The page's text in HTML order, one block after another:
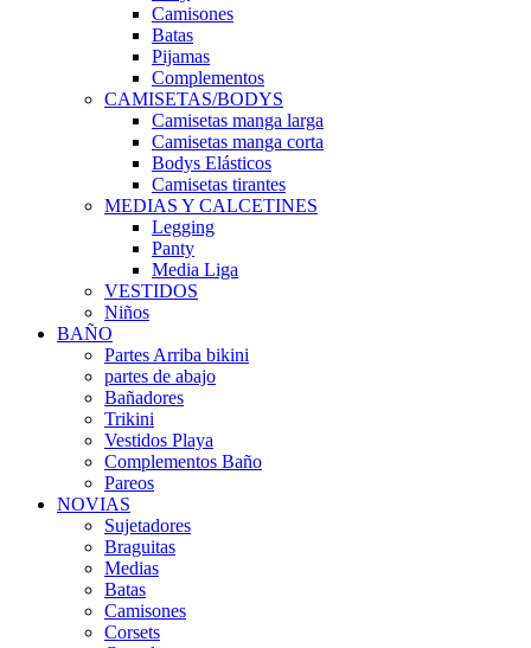
Camisones
Batas
Pijamas
Complementos
CAMISETAS/BODYS
Camisetas manga larga
Camisetas manga corta
Bodys Elásticos
Camisetas tirantes
MEDIAS Y CALCETINES
Legging
Panty
Media Liga
VESTIDOS
Niños
BAÑO
Partes Arriba bikini
partes de abajo
Bañadores
Trikini
Vestidos Playa
Complementos Baño
Pareos
NOVIAS
Sujetadores
Braguitas
Medias
Batas
Camisones
Corsets